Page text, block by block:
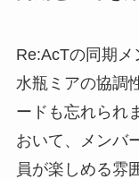
Re:AcTの同期メ
水瓶ミアの協調
ードも忘れられ
おいて、メンバ
員が楽しめる雰